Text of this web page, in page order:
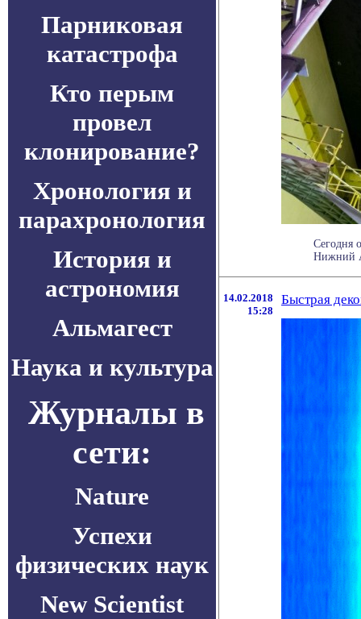
Парниковая
катастрофа
Кто перым
провел
клонирование?
Хронология и
парахронология
История и
астрономия
Альмагест
Наука и культура
Журналы в
сети:
Nature
Успехи
физических наук
New Scientist
Сегодня
Нижний
14.02.2018
15:28
Быстрая